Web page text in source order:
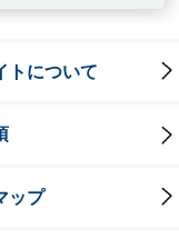
トについて
ップ